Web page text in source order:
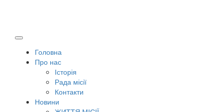
Головна
Про нас
Історія
Рада місії
Контакти
Новини